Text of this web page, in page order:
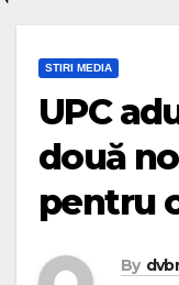
STIRI MEDIA
UPC
două
pentru
By